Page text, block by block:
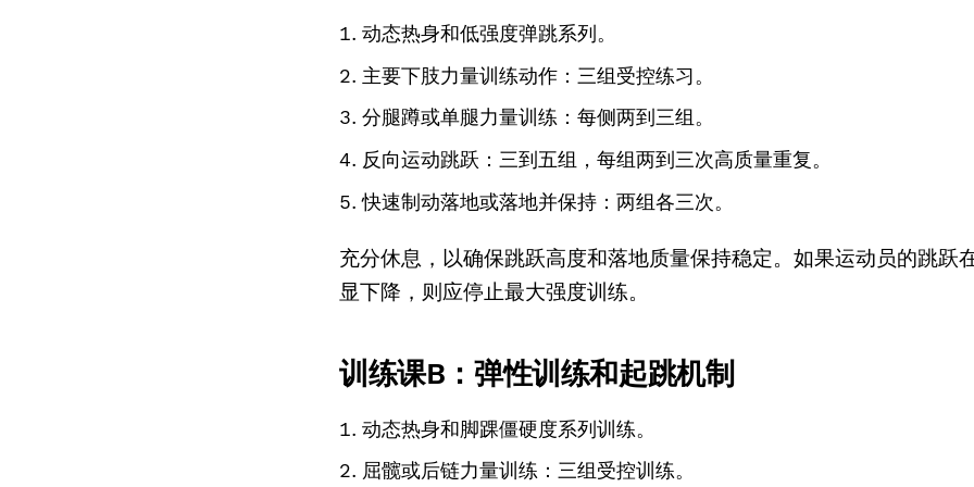
动态热身和低强度弹跳系列。
主要下肢力量训练动作：三组受控练习。
分腿蹲或单腿力量训练：每侧两到三组。
反向运动跳跃：三到五组，每组两到三次高质量重复。
快速制动落地或落地并保持：两组各三次。
充分休息，以确保跳跃高度和落地质量保持稳定。如果运动员的跳跃
显下降，则应停止最大强度训练。
训练课B：弹性训练和起跳机制
动态热身和脚踝僵硬度系列训练。
屈髋或后链力量训练：三组受控训练。